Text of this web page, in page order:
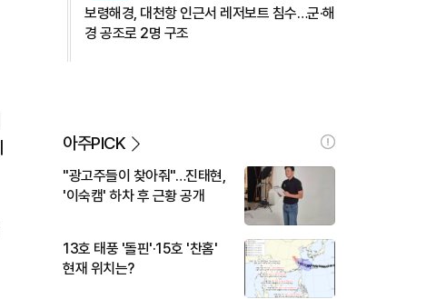
보령해경, 대천항 인근서 레저보트 침수…군·해
경 공조로 2명 구조
아주PICK
"광고주들이 찾아줘"…진태현,
'이숙캠' 하차 후 근황 공개
13호 태풍 '돌핀'·15호 '찬홈'
현재 위치는?